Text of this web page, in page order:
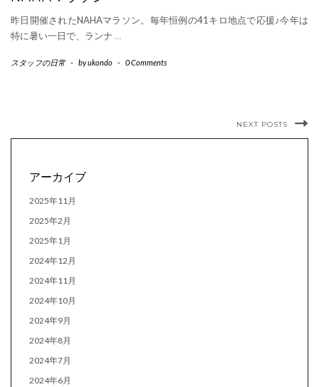
昨日開催されたNAHAマラソン。毎年恒例の41キロ地点で応援♪今年は
特に暑い一日で、ランナ …
スタッフの日常 - byukondo - 0 Comments
NEXT POSTS
アーカイブ
2025年11月
2025年2月
2025年1月
2024年12月
2024年11月
2024年10月
2024年9月
2024年8月
2024年7月
2024年6月